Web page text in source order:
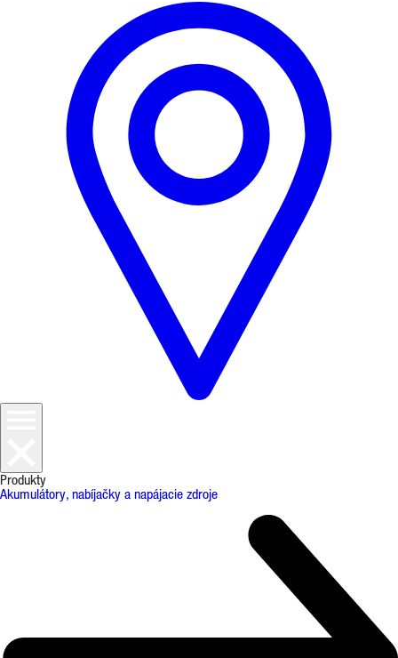
Produkty
Akumulátory, nabíjačky a napájacie zdroje